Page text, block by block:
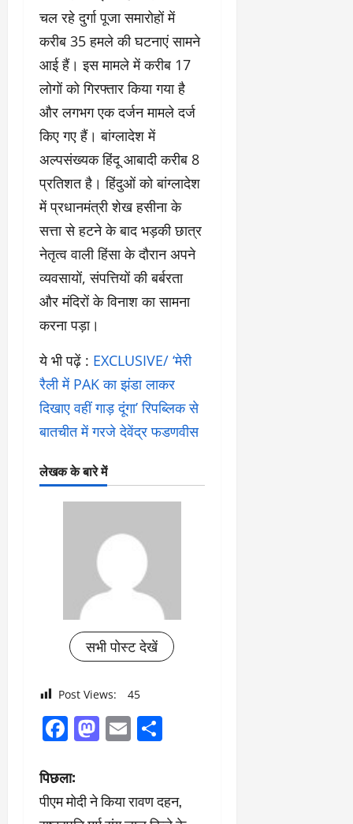
चल रहे दुर्गा पूजा समारोहों में
करीब 35 हमले की घटनाएं सामने
आई हैं। इस मामले में करीब 17
लोगों को गिरफ्तार किया गया है
और लगभग एक दर्जन मामले दर्ज
किए गए हैं। बांग्लादेश में
अल्पसंख्यक हिंदू आबादी करीब 8
प्रतिशत है। हिंदुओं को बांग्लादेश
में प्रधानमंत्री शेख हसीना के
सत्ता से हटने के बाद भड़की छात्र
नेतृत्व वाली हिंसा के दौरान अपने
व्यवसायों, संपत्तियों की बर्बरता
और मंदिरों के विनाश का सामना
करना पड़ा।
ये भी पढ़ें : EXCLUSIVE/ ‘मेरी
रैली में PAK का झंडा लाकर
दिखाए वहीं गाड़ दूंगा’ रिपब्लिक से
बातचीत में गरजे देवेंद्र फडणवीस
लेखक के बारे में
सभी पोस्ट देखें
Post Views: 45
Facebook
Mastodon
Email
पो
स्ट
पिछला:
पीएम मोदी ने किया रावण दहन,